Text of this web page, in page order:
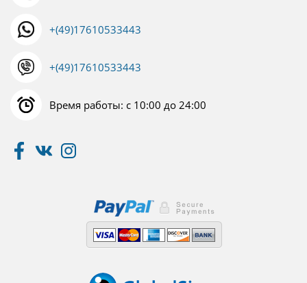
+(49)17610533443
+(49)17610533443
Время работы: с 10:00 до 24:00